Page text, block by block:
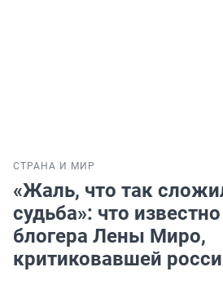
СТРАНА И МИР
«Жаль, что так
судьба»: что
блогера Лены Миро,
критиковавшей